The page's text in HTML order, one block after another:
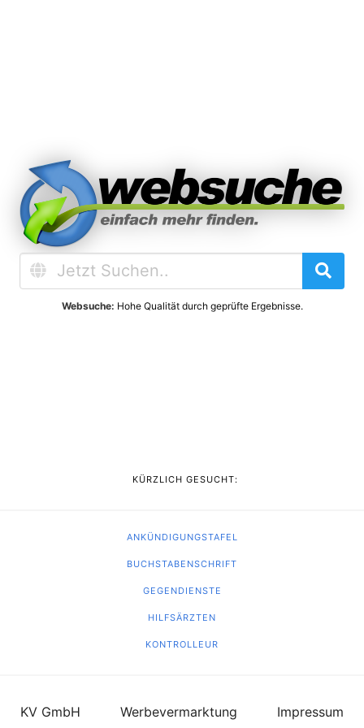
Websuche: Hohe Qualität durch geprüfte Ergebnisse.
KÜRZLICH GESUCHT:
ANKÜNDIGUNGSTAFEL
BUCHSTABENSCHRIFT
GEGENDIENSTE
HILFSÄRZTEN
KONTROLLEUR
KV GmbH Werbevermarktung Impressum